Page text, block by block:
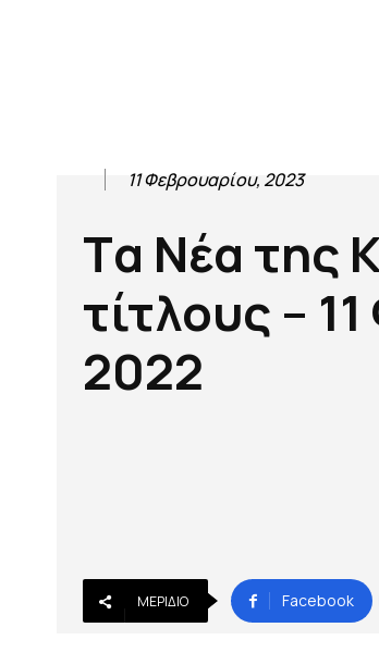
11 Φεβρουαρίου, 2023
Tα Νέα της
τίτλους –
2022
ΜΕΡΊΔΙΟ Facebook